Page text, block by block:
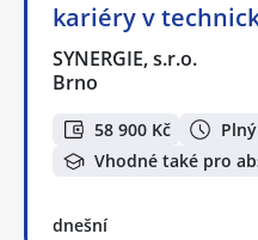
kariéry v
SYNERGIE, s.r.o.
Brno
58 900 Kč
Vhodné také pro
dnešní